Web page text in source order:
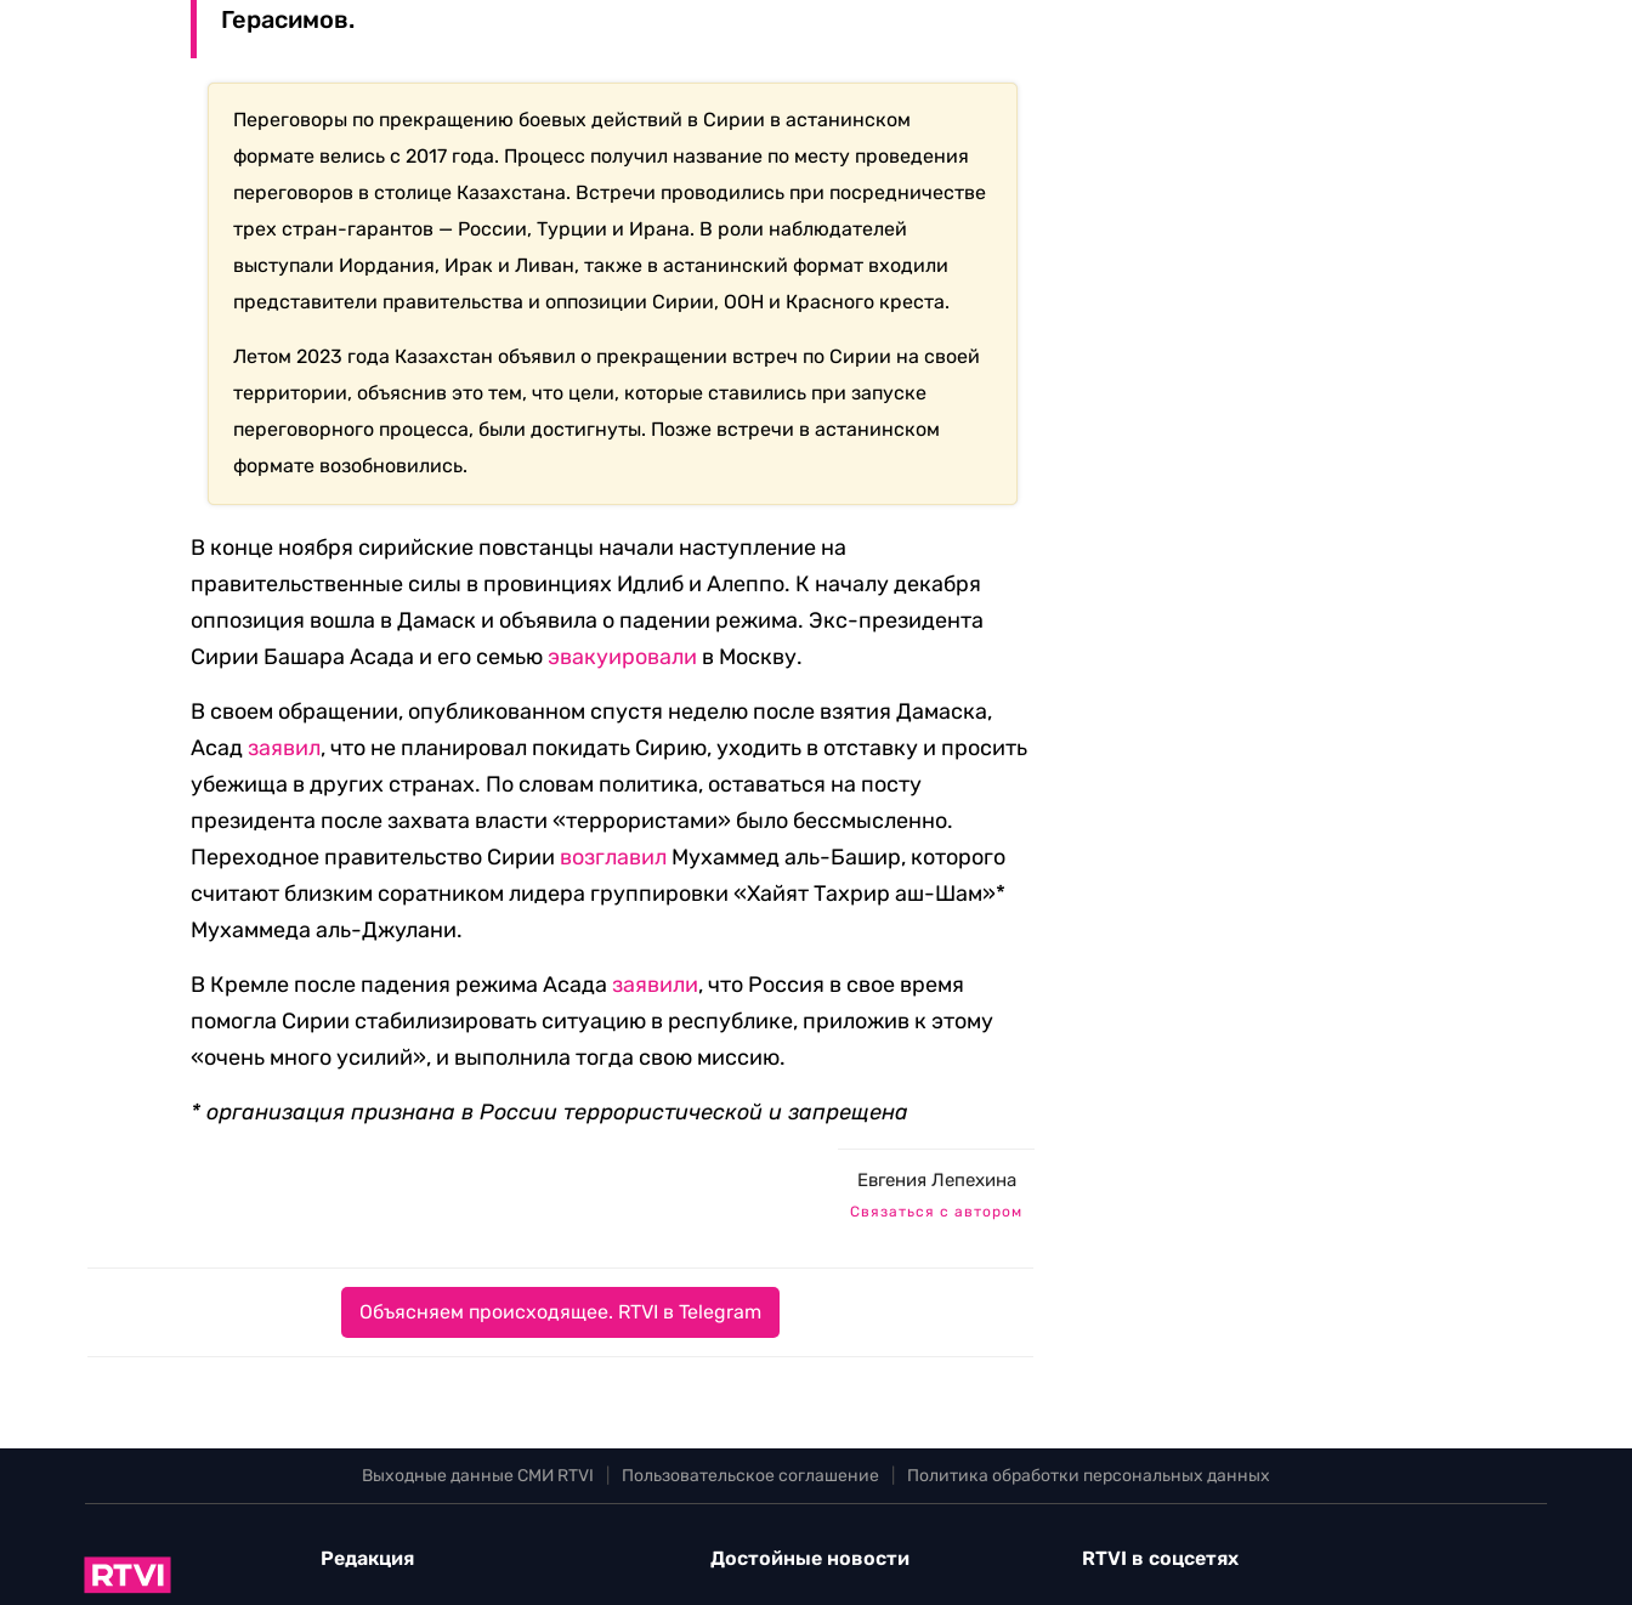
Герасимов.
Переговоры по прекращению боевых действий в Сирии в астанинском
формате велись с 2017 года. Процесс получил название по месту проведения
переговоров в столице Казахстана. Встречи проводились при посредничестве
трех стран-гарантов — России, Турции и Ирана. В роли наблюдателей
выступали Иордания, Ирак и Ливан, также в астанинский формат входили
представители правительства и оппозиции Сирии, ООН и Красного креста.
Летом 2023 года Казахстан объявил о прекращении встреч по Сирии на своей
территории, объяснив это тем, что цели, которые ставились при запуске
переговорного процесса, были достигнуты. Позже встречи в астанинском
формате возобновились.
В конце ноября сирийские повстанцы начали наступление на
правительственные силы в провинциях Идлиб и Алеппо. К началу декабря
оппозиция вошла в Дамаск и объявила о падении режима. Экс-президента
Сирии Башара Асада и его семью эвакуировали в Москву.
В своем обращении, опубликованном спустя неделю после взятия Дамаска,
Асадзаявил, что не планировал покидать Сирию, уходить в отставку и просить
убежища в других странах. По словам политика, оставаться на посту
президента после захвата власти «террористами» было бессмысленно.
Переходное правительство Сирии возглавил Мухаммед аль-Башир, которого
считают близким соратником лидера группировки «Хайят Тахрир аш-Шам»*
Мухаммеда аль-Джулани.
В Кремле после падения режима Асадазаявили, что Россия в свое время
помогла Сирии стабилизировать ситуацию в республике, приложив к этому
«очень много усилий», и выполнила тогда свою миссию.
* организация признана в России террористической и запрещена
Евгения Лепехина
Связаться с автором
Объясняем происходящее. RTVI в Telegram
Выходные данные СМИ RTVI Пользовательское соглашение Политика обработки персональных данных
Редакция Достойные новости RTVI в соцсетях